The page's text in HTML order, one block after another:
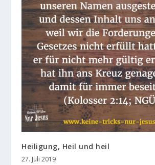
Heiligung, Heil und heil
27. Juli 2019